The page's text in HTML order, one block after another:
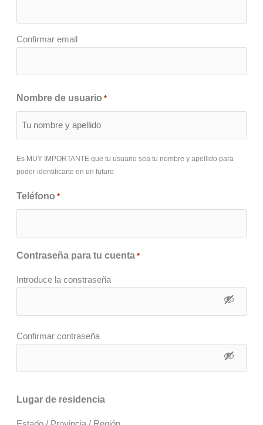
Confirmar email
Nombre de usuario *
Es MUY IMPORTANTE que tu usuario sea tu nombre y apellido para
poder identificarte en un futuro
Teléfono *
Contraseña para tu cuenta *
Introduce la constraseña
Confirmar contraseña
Lugar de residencia